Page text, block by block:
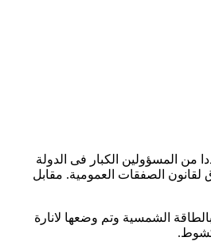
من المسؤولين الكبار فى الدولة
المالي المطلوب فى خرق لقانون الصفقات العمومية. مقابل
شركتها باعت لموريتانيا “اكثر من 10 آلاف وحدة انارة ذاتية الشحن بالطاقة الشمسية وتم وضعها لانارة